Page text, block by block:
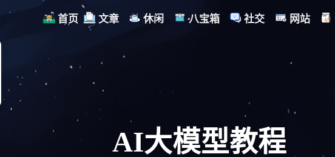
首页 文章 休闲 八宝箱 社交 网站
AI大模型教程